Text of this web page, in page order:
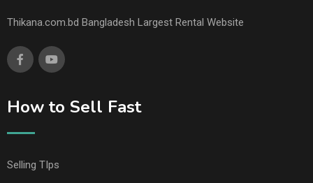
Thikana.com.bd Bangladesh Largest Rental Website
How to Sell Fast
Selling TIps